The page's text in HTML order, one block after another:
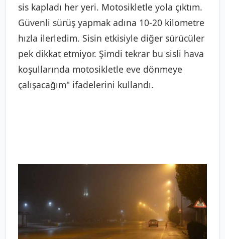
sis kapladı her yeri. Motosikletle yola çıktım.
Güvenli sürüş yapmak adına 10-20 kilometre
hızla ilerledim. Sisin etkisiyle diğer sürücüler
pek dikkat etmiyor. Şimdi tekrar bu sisli hava
koşullarında motosikletle eve dönmeye
çalışacağım" ifadelerini kullandı.